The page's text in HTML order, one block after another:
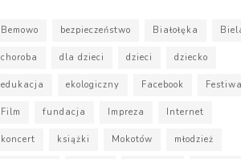
Bemowo bezpieczeństwo Białołęka
choroba dla dzieci dzieci dziecko
edukacja ekologiczny Facebook
Film fundacja Impreza Internet
koncert książki Mokotów młodzież